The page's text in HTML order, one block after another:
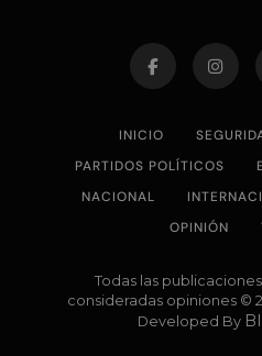
INICIO
PARTIDOS POLÍTICOS
NACIONAL
OPINIÓN
Todas las
consideradas opiniones ©
Developed By